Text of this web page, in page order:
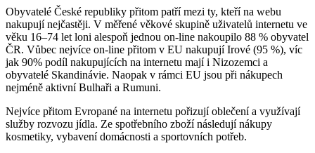
Obyvatelé České republiky přitom patří mezi ty, kteří na webu
nakupují nejčastěji. V měřené věkové skupině uživatelů internetu ve
věku 16–74 let loni alespoň jednou on-line nakoupilo 88 % obyvatel
ČR. Vůbec nejvíce on-line přitom v EU nakupují Irové (95 %), víc
jak 90% podíl nakupujících na internetu mají i Nizozemci a
obyvatelé Skandinávie. Naopak v rámci EU jsou při nákupech
nejméně aktivní Bulhaři a Rumuni.
Nejvíce přitom Evropané na internetu pořizují oblečení a využívají
služby rozvozu jídla. Ze spotřebního zboží následují nákupy
kosmetiky, vybavení domácnosti a sportovních potřeb.